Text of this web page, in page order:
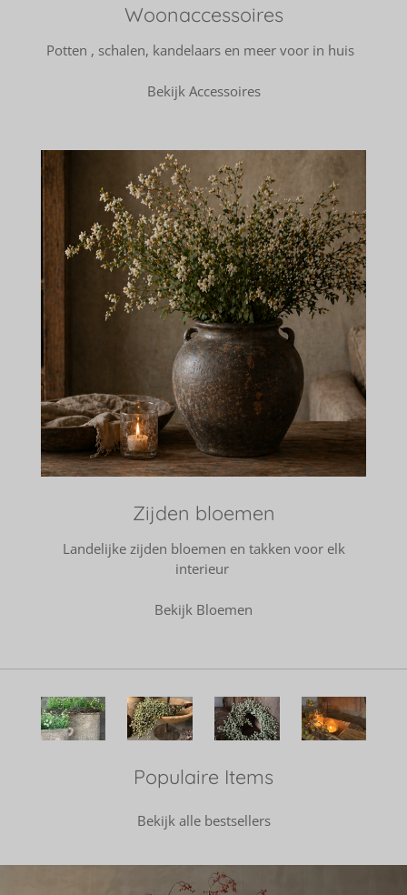
Woonaccessoires
Potten , schalen, kandelaars en meer voor in huis
Bekijk Accessoires
Zijden bloemen
Landelijke zijden bloemen en takken voor elk
interieur
Bekijk Bloemen
Populaire Items
Bekijk alle bestsellers